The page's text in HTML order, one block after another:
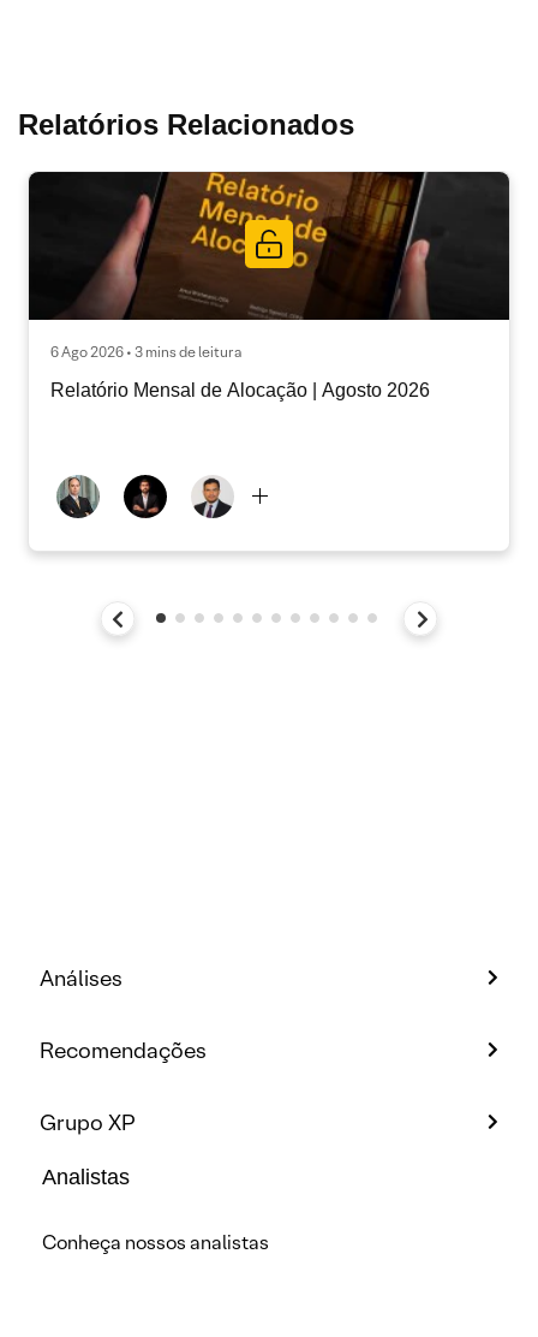
Relatórios Relacionados
6 Ago 2026 • 3 mins de leitura
Relatório Mensal de Alocação | Agosto 2026
Análises
Recomendações
Grupo XP
Analistas
Conheça nossos analistas